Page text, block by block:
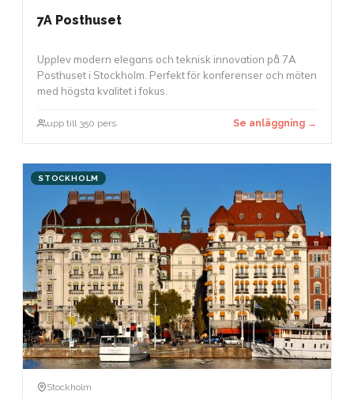
7A Posthuset
Upplev modern elegans och teknisk innovation på 7A
Posthuset i Stockholm. Perfekt för konferenser och möten
med högsta kvalitet i fokus.
upp till 350 pers. Se anläggning →
STOCKHOLM
Stockholm